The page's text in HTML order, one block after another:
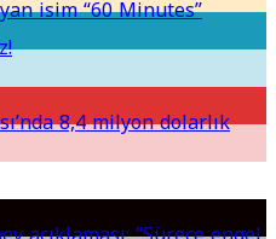
isim “60 Minutes”
8,4 milyon dolarlık